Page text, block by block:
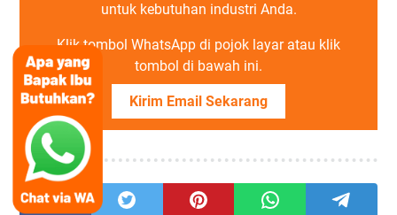
untuk kebutuhan industri Anda.
Klik tombol WhatsApp di pojok layar atau klik
tombol di bawah ini.
Kirim Email Sekarang
Berbagi